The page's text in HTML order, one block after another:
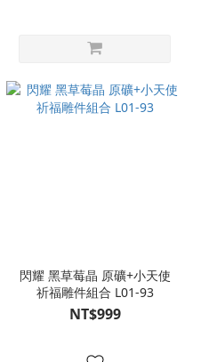
閃耀 黑草莓晶 原礦+小天使
祈福雕件組合 L01-93
NT$999